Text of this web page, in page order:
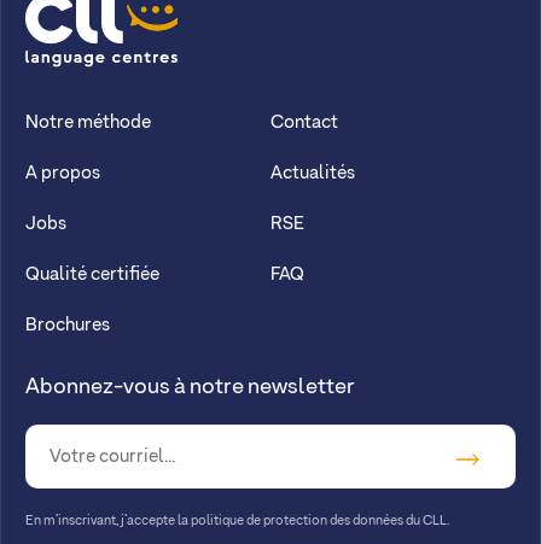
CLL
Notre méthode
A propos
Jobs
Qualité certifiée
Brochures
Contact
Actualités
RSE
FAQ
Abonnez-vous à notre newsletter
En m’inscrivant, j’accepte la politique de protection des données du CLL.